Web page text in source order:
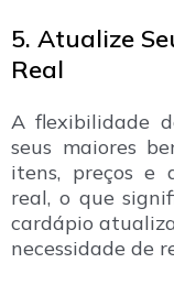
5. Atualize
Real
A flexibilidade
seus maiores
itens, preços e
real, o que
cardápio
necessidade de